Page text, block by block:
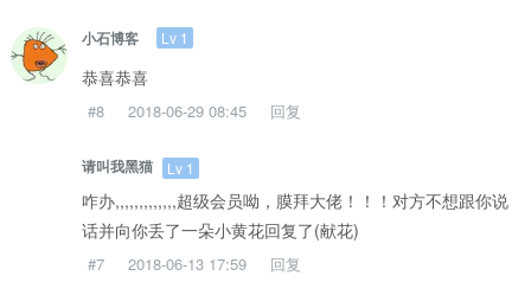
小石博客 Lv 1
恭喜恭喜
#8 2018-06-29 08:45 回复
请叫我黑猫 Lv 1
咋办,,,,,,,,,,,,,超级会员呦，膜拜大佬！！！对方不想跟你说
话并向你丢了一朵小黄花回复了(献花)
#7 2018-06-13 17:59 回复